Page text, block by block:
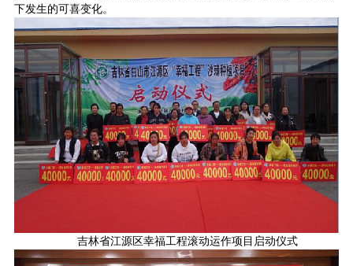
下发生的可喜变化。
吉林省江源区幸福工程滚动运作项目启动仪式